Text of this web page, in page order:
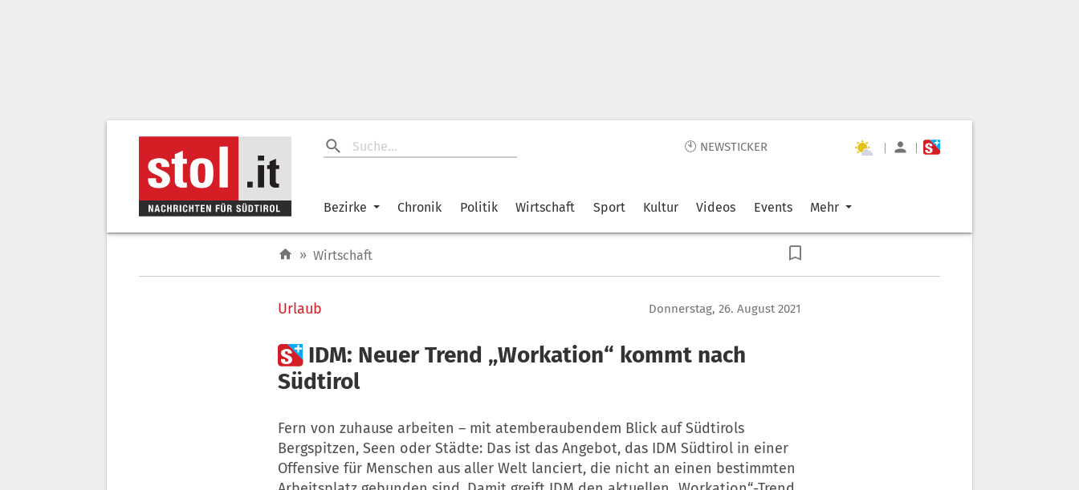
🕙 NEWSTICKER | |
Bezirke Chronik Politik Wirtschaft Sport Kultur Videos Events Mehr
» Wirtschaft
Urlaub Donnerstag, 26. August 2021
 IDM: Neuer Trend „Workation“ kommt nach
Südtirol
Fern von zuhause arbeiten – mit atemberaubendem Blick auf Südtirols
Bergspitzen, Seen oder Städte: Das ist das Angebot, das IDM Südtirol in einer
Offensive für Menschen aus aller Welt lanciert, die nicht an einen bestimmten